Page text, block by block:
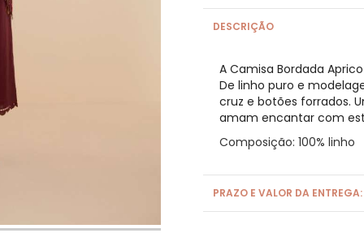
DESCRIÇÃO
A Camisa Bordada
De linho puro e
cruz e botões forrados.
amam encantar com
Composição: 100% linho
PRAZO E VALOR DA ENTREGA: